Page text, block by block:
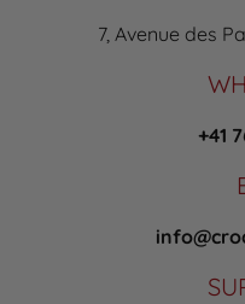
7, Avenue des
+41